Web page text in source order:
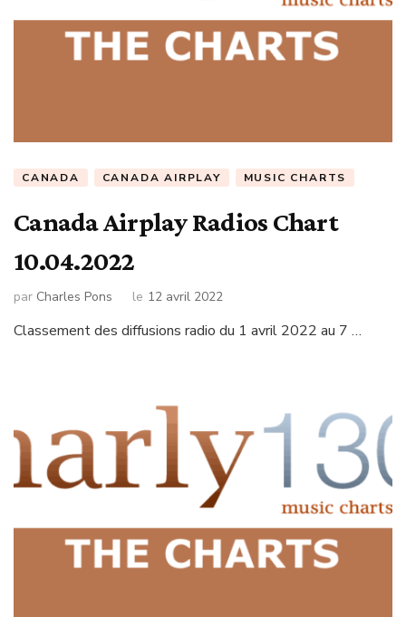
CANADA CANADA AIRPLAY MUSIC CHARTS
Canada Airplay Radios Chart
10.04.2022
par Charles Pons le 12 avril 2022
Classement des diffusions radio du 1 avril 2022 au 7 …